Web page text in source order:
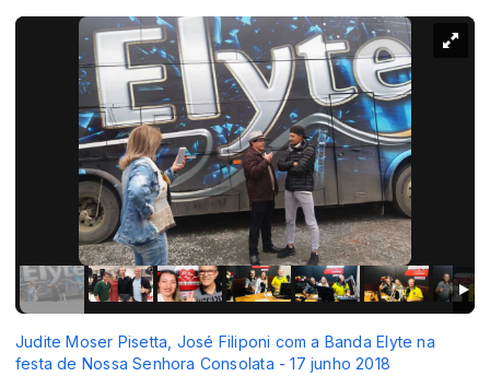
Judite Moser Pisetta, José Filiponi com a Banda Elyte na
festa de Nossa Senhora Consolata - 17 junho 2018